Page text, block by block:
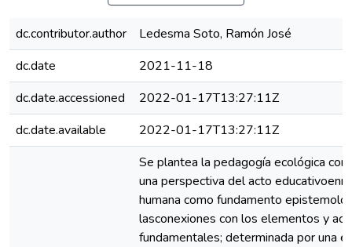
dc.contributor.author
Ledesma Soto, Ramón José
dc.date
2021-11-18
dc.date.accessioned
2022-01-17T13:27:11Z
dc.date.available
2022-01-17T13:27:11Z
Se plantea la pedagogía ecológica
una perspectiva del acto
humana como fundamento
lasconexiones con los elementos y
fundamentales; determinada por una